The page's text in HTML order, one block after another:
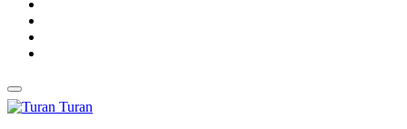
Turan